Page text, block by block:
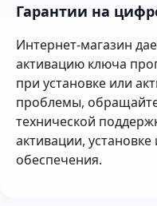
Гарантии на
Интернет-магазин
активацию ключа
при установке или
проблемы,
технической
активации,
обеспечения.